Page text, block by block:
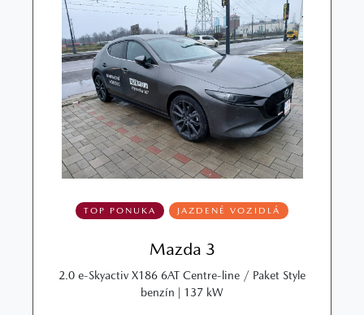
TOP PONUKA JAZDENÉ VOZIDLÁ
Mazda 3
2.0 e-Skyactiv X186 6AT Centre-line / Paket Style
benzín | 137 kW